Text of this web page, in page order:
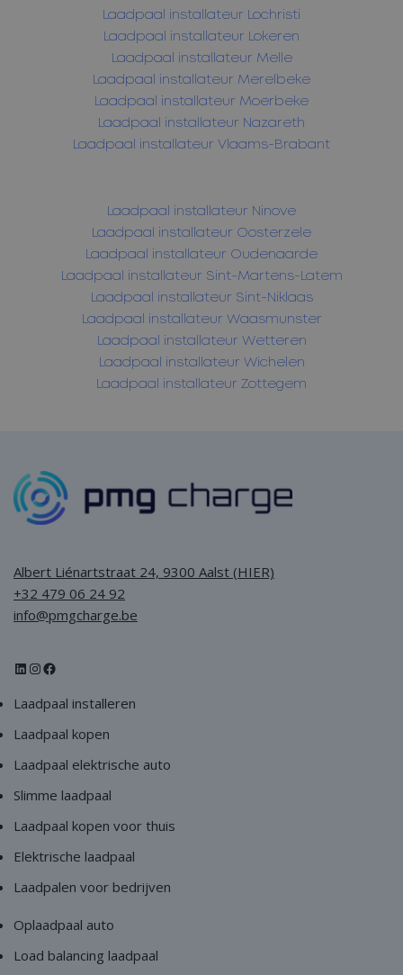
Laadpaal installateur Lochristi
Laadpaal installateur Lokeren
Laadpaal installateur Melle
Laadpaal installateur Merelbeke
Laadpaal installateur Moerbeke
Laadpaal installateur Nazareth
Laadpaal installateur Vlaams-Brabant
Laadpaal installateur Ninove
Laadpaal installateur Oosterzele
Laadpaal installateur Oudenaarde
Laadpaal installateur Sint-Martens-Latem
Laadpaal installateur Sint-Niklaas
Laadpaal installateur Waasmunster
Laadpaal installateur Wetteren
Laadpaal installateur Wichelen
Laadpaal installateur Zottegem
Albert Liénartstraat 24, 9300 Aalst (HIER)
+32 479 06 24 92
info@pmgcharge.be
Laadpaal installeren
Laadpaal kopen
Laadpaal elektrische auto
Slimme laadpaal
Laadpaal kopen voor thuis
Elektrische laadpaal
Laadpalen voor bedrijven
Oplaadpaal auto
Load balancing laadpaal